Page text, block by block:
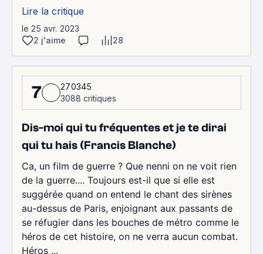
Lire la critique
le 25 avr. 2023
2 j'aime
28
7
270345
3088 critiques
Dis-moi qui tu fréquentes et je te dirai
qui tu hais (Francis Blanche)
Ca, un film de guerre ? Que nenni on ne voit rien
de la guerre.... Toujours est-il que si elle est
suggérée quand on entend le chant des sirènes
au-dessus de Paris, enjoignant aux passants de
se réfugier dans les bouches de métro comme le
héros de cet histoire, on ne verra aucun combat.
Héros ...